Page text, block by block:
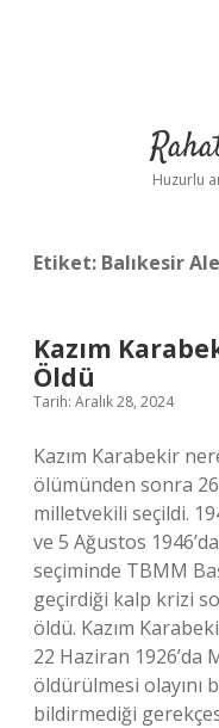
Huzurlu
Etiket: Balıkesir
Kazım
Öldü
Tarih: Aralık 28, 2024
Kazım Karabekir
ölümünden sonra
milletvekili seçildi.
ve 5 Ağustos
seçiminde TBMM
geçirdiği kalp krizi
öldü. Kazım
22 Haziran 1926’da
öldürülmesi olayını
bildirmediği